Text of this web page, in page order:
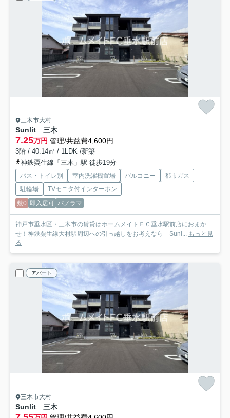
三木市大村
Sunlit 三木
7.25万円 管理/共益費4,600円
3階 / 40.14㎡ / 1LDK /新築
神鉄粟生線「三木」駅 徒歩19分
バス・トイレ別 室内洗濯機置場 バルコニー
都市ガス
駐輪場
TVモニタ付インターホン
敷0 即入居可 パノラマ
神戸市垂水区・三木市の賃貸はホームメイトＦＣ垂水駅前店におまか
せ！神鉄粟生線大村駅周辺への引っ越しをお考えなら「Sunl... もっと見
る
アパート
三木市大村
Sunlit 三木